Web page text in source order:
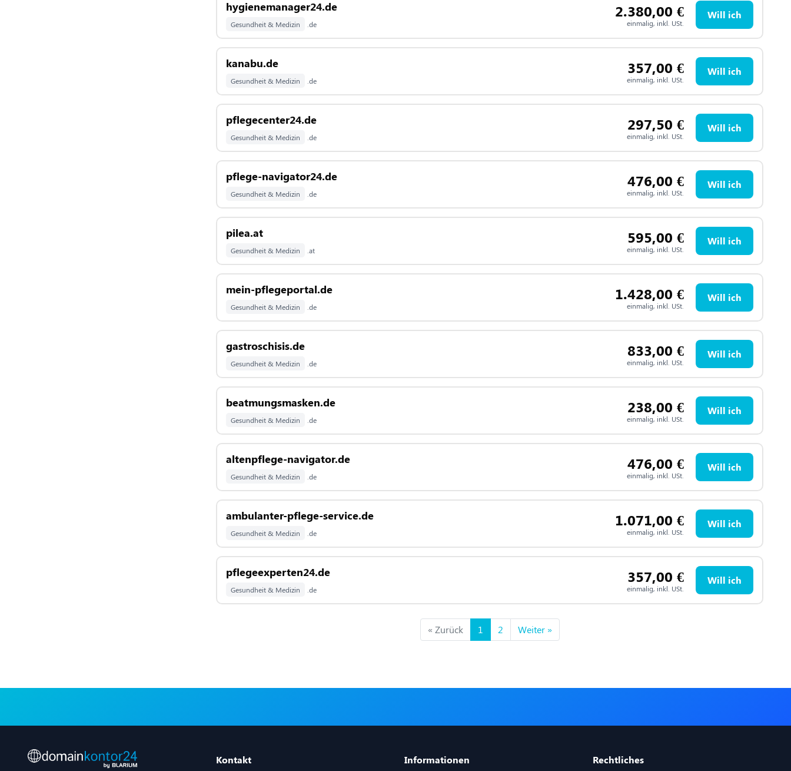
hygienemanager24.de
Gesundheit & Medizin .de
2.380,00 €
einmalig, inkl. USt.
Will ich
kanabu.de
Gesundheit & Medizin .de
357,00 €
einmalig, inkl. USt.
Will ich
pflegecenter24.de
Gesundheit & Medizin .de
297,50 €
einmalig, inkl. USt.
Will ich
pflege-navigator24.de
Gesundheit & Medizin .de
476,00 €
einmalig, inkl. USt.
Will ich
pilea.at
Gesundheit & Medizin .at
595,00 €
einmalig, inkl. USt.
Will ich
mein-pflegeportal.de
Gesundheit & Medizin .de
1.428,00 €
einmalig, inkl. USt.
Will ich
gastroschisis.de
Gesundheit & Medizin .de
833,00 €
einmalig, inkl. USt.
Will ich
beatmungsmasken.de
Gesundheit & Medizin .de
238,00 €
einmalig, inkl. USt.
Will ich
altenpflege-navigator.de
Gesundheit & Medizin .de
476,00 €
einmalig, inkl. USt.
Will ich
ambulanter-pflege-service.de
Gesundheit & Medizin .de
1.071,00 €
einmalig, inkl. USt.
Will ich
pflegeexperten24.de
Gesundheit & Medizin .de
357,00 €
einmalig, inkl. USt.
Will ich
« Zurück 1 2 Weiter »
Kontakt Informationen Rechtliches